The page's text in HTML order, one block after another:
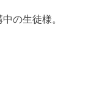
の生徒様。